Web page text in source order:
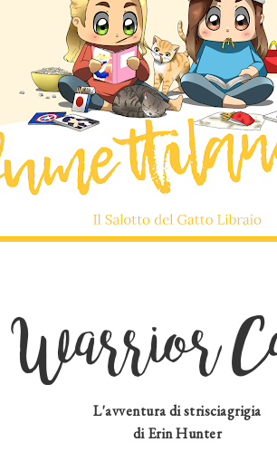
Warrior
L'avventura di strisciagrigia
di Erin Hunter